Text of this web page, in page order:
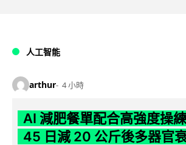
人工智能
arthur 4 小時
AI 減肥餐單配合高強度操
45 日減 20 公斤後多器官